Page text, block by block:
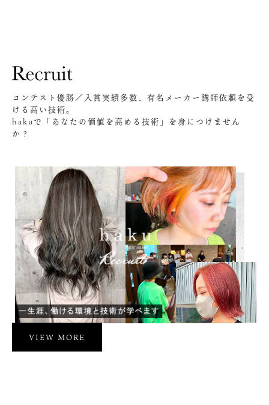
コンテスト優勝／入賞実績多数、有名メーカー講師依頼を受
ける高い技術。
hakuで「あなたの価値を高める技術」を身につけません
か？
VIEW MORE